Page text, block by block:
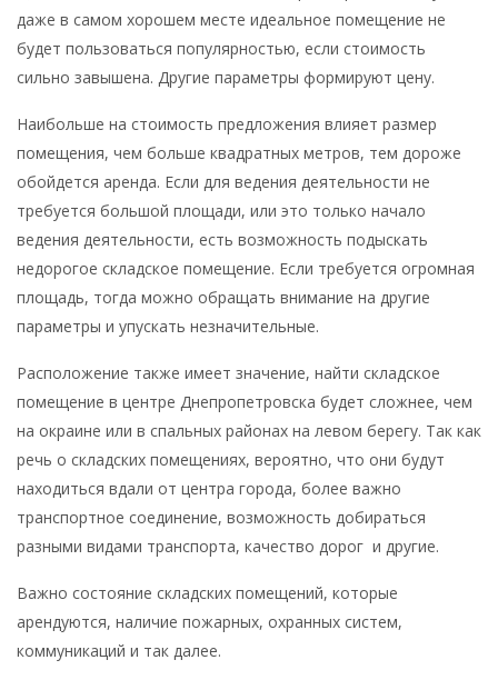
даже в самом хорошем месте идеальное помещение не
будет пользоваться популярностью, если стоимость
сильно завышена. Другие параметры формируют цену.
Наибольше на стоимость предложения влияет размер
помещения, чем больше квадратных метров, тем дороже
обойдется аренда. Если для ведения деятельности не
требуется большой площади, или это только начало
ведения деятельности, есть возможность подыскать
недорогое складское помещение. Если требуется огромная
площадь, тогда можно обращать внимание на другие
параметры и упускать незначительные.
Расположение также имеет значение, найти складское
помещение в центре Днепропетровска будет сложнее, чем
на окраине или в спальных районах на левом берегу. Так как
речь о складских помещениях, вероятно, что они будут
находиться вдали от центра города, более важно
транспортное соединение, возможность добираться
разными видами транспорта, качество дорог и другие.
Важно состояние складских помещений, которые
арендуются, наличие пожарных, охранных систем,
коммуникаций и так далее.